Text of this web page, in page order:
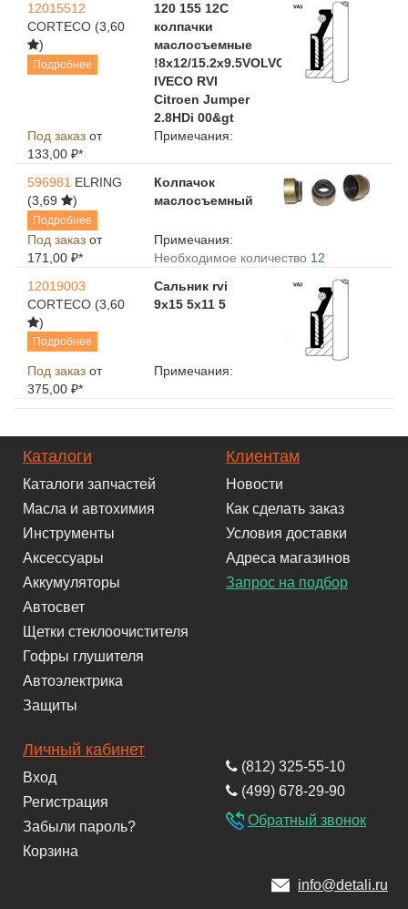
12015512
CORTECO (3,60
)
Подробнее
120 155 12C
колпачки
маслосъемные
!8x12/15.2x9.5VOLVO
IVECO RVI
Citroen Jumper
2.8HDi 00&gt
Под заказ от
133,00 ₽*
Примечания:
596981 ELRING
(3,69
)
Подробнее
Колпачок
маслосъемный
Под заказ от
171,00 ₽*
Примечания:
Необходимое количество 12
12019003
CORTECO (3,60
)
Подробнее
Сальник rvi
9х15 5х11 5
Под заказ от
375,00 ₽*
Примечания:
Каталоги
Каталоги запчастей
Масла и автохимия
Инструменты
Аксессуары
Аккумуляторы
Автосвет
Щетки стеклоочистителя
Гофры глушителя
Автоэлектрика
Защиты
Клиентам
Новости
Как сделать заказ
Условия доставки
Адреса магазинов
Запрос на подбор
Личный кабинет
Вход
Регистрация
Забыли пароль?
Корзина
(812) 325-55-10
(499) 678-29-90
Обратный звонок
info@detali.ru